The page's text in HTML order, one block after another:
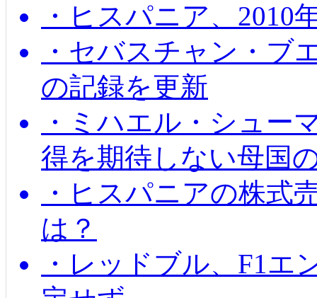
・ヒスパニア、2010
・セバスチャン・ブ
の記録を更新
・ミハエル・シュー
得を期待しない母国
・ヒスパニアの株式
は？
・レッドブル、F1エ